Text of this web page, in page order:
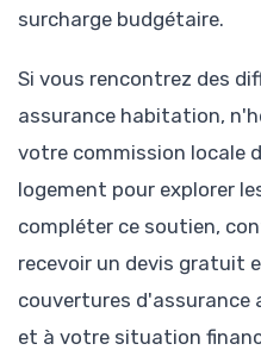
surcharge budgétaire.
Si vous rencontrez des
assurance habitation,
votre commission locale
logement pour explorer
compléter ce soutien,
recevoir un devis gratuit
couvertures d'assurance
et à votre situation